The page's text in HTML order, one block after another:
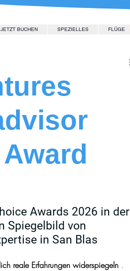
JETZT BUCHEN SPEZIELLES FLÜGE
Awards 2026 in der
Spiegelbild von
in San Blas
reale Erfahrungen widerspiegeln .